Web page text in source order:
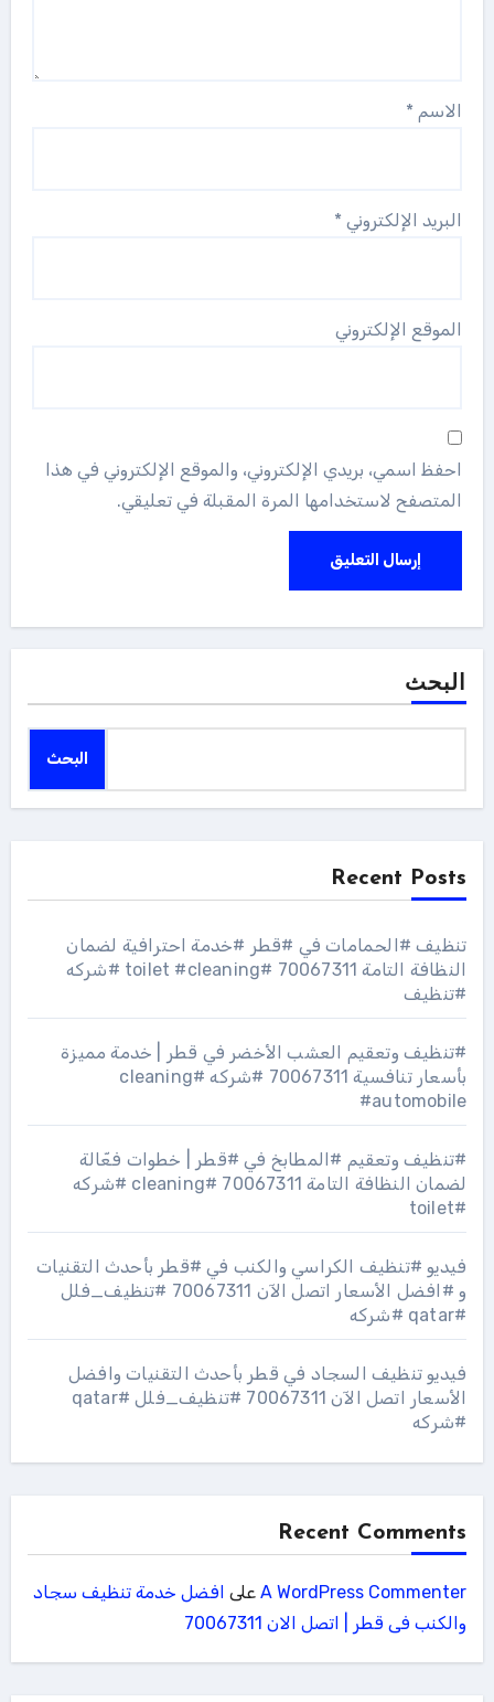
الاسم *
البريد الإلكتروني *
الموقع الإلكتروني
احفظ اسمي، بريدي الإلكتروني، والموقع الإلكتروني في هذا
المتصفح لاستخدامها المرة المقبلة في تعليقي.
البحث
البحث
Recent Posts
تنظيف #الحمامات في #قطر #خدمة احترافية لضمان
النظافة التامة 70067311 #toilet #cleaning #شركه
#تنظيف
#تنظيف وتعقيم العشب الأخضر في قطر | خدمة مميزة
بأسعار تنافسية 70067311 #شركه #cleaning
#automobile
#تنظيف وتعقيم #المطابخ في #قطر | خطوات فعّالة
لضمان النظافة التامة 70067311 #cleaning #شركه
#toilet
فيديو #تنظيف الكراسي والكنب في #قطر بأحدث التقنيات
و #افضل الأسعار اتصل الآن 70067311 #تنظيف_فلل
#qatar #شركه
فيديو تنظيف السجاد في قطر بأحدث التقنيات وافضل
الأسعار اتصل الآن 70067311 #تنظيف_فلل #qatar
#شركه
Recent Comments
A WordPress Commenterعلى افضل خدمة تنظيف سجاد
والكنب فى قطر | اتصل الان 70067311